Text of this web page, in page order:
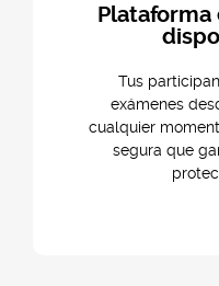
Plataforma
Tus
exámenes
cualquier
segura que